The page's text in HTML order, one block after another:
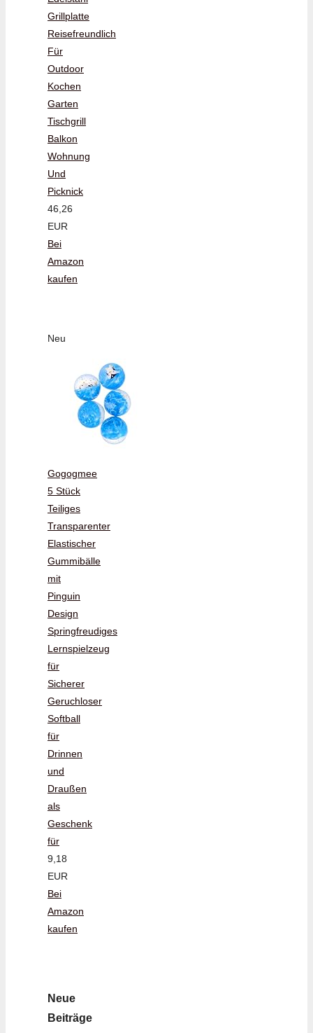
Grillplatte
Reisefreundlich
Für
Outdoor
Kochen
Garten
Tischgrill
Balkon
Wohnung
Und
Picknick
46,26
EUR
Bei
Amazon
kaufen
Neu
Gogogmee
5 Stück
Teiliges
Transparenter
Elastischer
Gummibälle
mit
Pinguin
Design
Springfreudiges
Lernspielzeug
für
Sicherer
Geruchloser
Softball
für
Drinnen
und
Draußen
als
Geschenk
für
9,18
EUR
Bei
Amazon
kaufen
Neue
Beiträge